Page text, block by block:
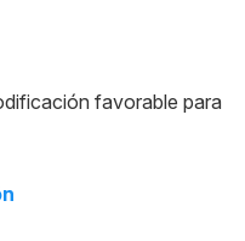
favorable para